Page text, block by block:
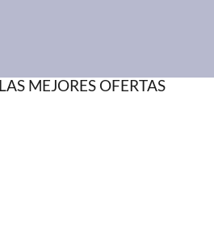
MEJORES OFERTAS